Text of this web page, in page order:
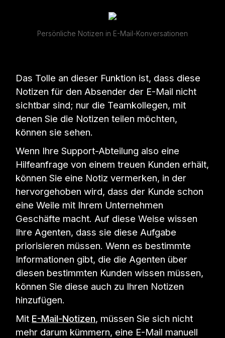
Persönliche Notizen in E-Mail-Konversationen
Das Tolle an dieser Funktion ist, dass diese
Notizen für den Absender der E-Mail nicht
sichtbar sind; nur die Teamkollegen, mit
denen Sie die Notizen teilen möchten,
können sie sehen.
Wenn Ihre Support-Abteilung also eine
Hilfeanfrage von einem treuen Kunden erhält,
können Sie eine Notiz vermerken, in der
hervorgehoben wird, dass der Kunde schon
eine Weile mit Ihrem Unternehmen
Geschäfte macht. Auf diese Weise wissen
Ihre Agenten, dass sie diese Aufgabe
priorisieren müssen. Wenn es bestimmte
Informationen gibt, die die Agenten über
diesen bestimmten Kunden wissen müssen,
können Sie diese auch zu Ihren Notizen
hinzufügen.
Mit E-Mail-Notizen, müssen Sie sich nicht
mehr darum kümmern, eine E-Mail manuell